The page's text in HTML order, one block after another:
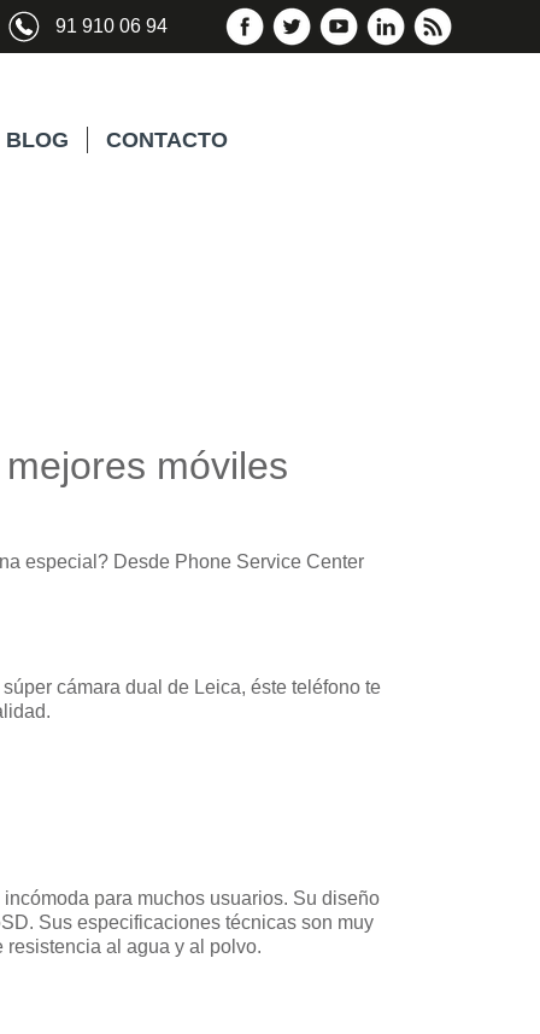
91 910 06 94
BLOG CONTACTO
móviles
especial? Desde Phone Service Center
cámara dual de Leica, éste teléfono te
para muchos usuarios. Su diseño
Sus especificaciones técnicas son muy
resistencia al agua y al polvo.